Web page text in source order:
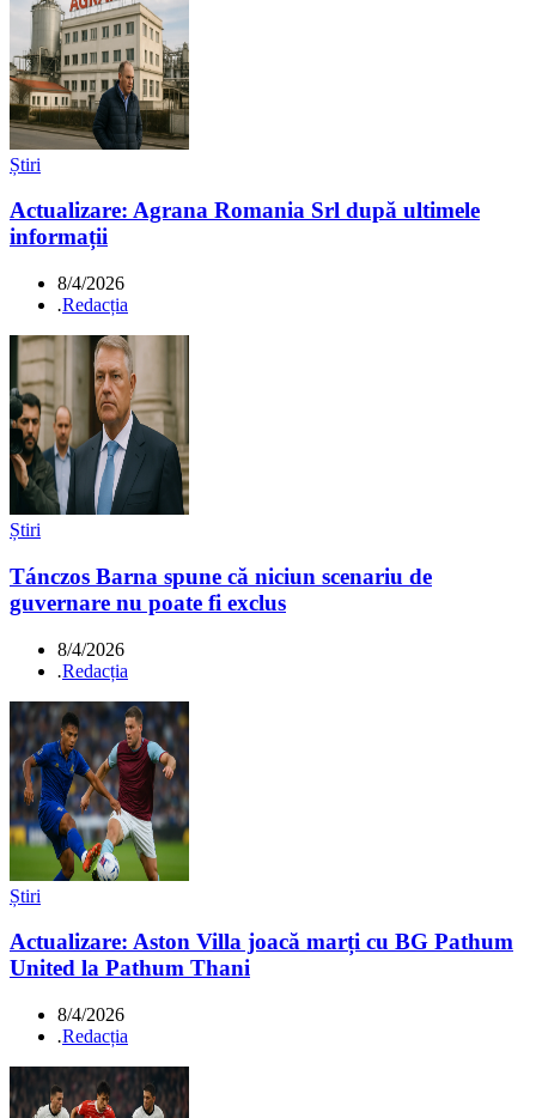
Știri
Actualizare: Agrana Romania Srl după ultimele
informații
8/4/2026
.Redacția
Știri
Tánczos Barna spune că niciun scenariu de
guvernare nu poate fi exclus
8/4/2026
.Redacția
Știri
Actualizare: Aston Villa joacă marți cu BG Pathum
United la Pathum Thani
8/4/2026
.Redacția